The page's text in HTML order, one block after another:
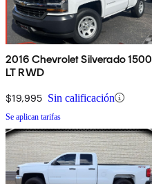
2016 Chevrolet Silverado 1500
LT RWD
$19,995 Sin calificación
Se aplican tarifas